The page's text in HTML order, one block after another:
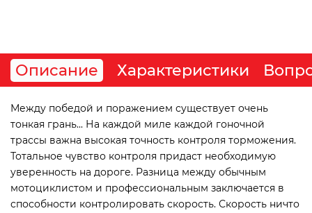
Описание Характеристики
Между победой и поражением существует очень
тонкая грань... На каждой миле каждой гоночной
трассы важна высокая точность контроля торможения.
Тотальное чувство контроля придаст необходимую
уверенность на дороге. Разница между обычным
мотоциклистом и профессиональным заключается в
способности контролировать скорость. Скорость ничто